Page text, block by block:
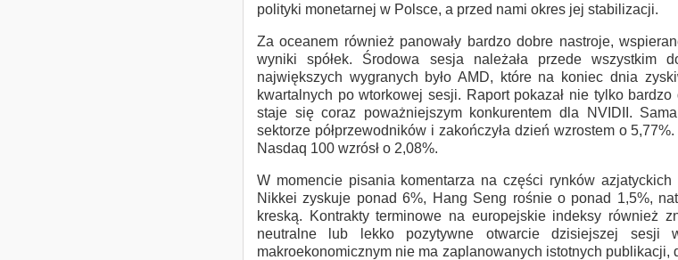
polityki monetarnej w Polsce, a przed nami okres jej stabilizacji.
Za oceanem również panowały bardzo dobre nastroje,
wyniki spółek. Środowa sesja należała przede wszystkim
największych wygranych było AMD, które na koniec dnia
kwartalnych po wtorkowej sesji. Raport pokazał nie tylko
staje się coraz poważniejszym konkurentem dla NVIDII.
sektorze półprzewodników i zakończyła dzień wzrostem o
Nasdaq 100 wzrósł o 2,08%.
W momencie pisania komentarza na części rynków
Nikkei zyskuje ponad 6%, Hang Seng rośnie o ponad 1,5%,
kreską. Kontrakty terminowe na europejskie indeksy również
neutralne lub lekko pozytywne otwarcie dzisiejszej sesji
makroekonomicznym nie ma zaplanowanych istotnych